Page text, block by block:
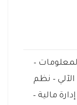
–
– نظم
مالية –